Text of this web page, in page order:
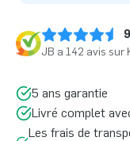
JB a 142 avis sur
5 ans garantie
Livré complet
Les frais de